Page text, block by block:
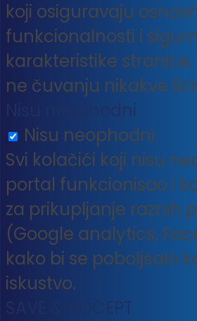
koji osiguravaju
funkcionalnosti i
karakteristike
ne čuvanju nikakve
Nisu neophodni
Nisu neophodni
Svi kolačići koji nisu
portal funkcionisao i
za prikupljanje raznih
(Google analytics,
kako bi se poboljšalo
iskustvo.
SAVE & ACCEPT